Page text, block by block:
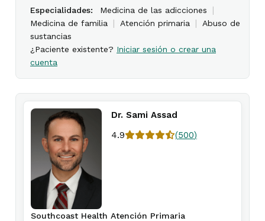
Especialidades: Medicina de las adicciones |
Medicina de familia | Atención primaria |
Abuso de
sustancias
¿Paciente existente? Iniciar sesión o crear una
cuenta
Dr. Sami Assad
4.9
(500)
Southcoast Health Atención Primaria